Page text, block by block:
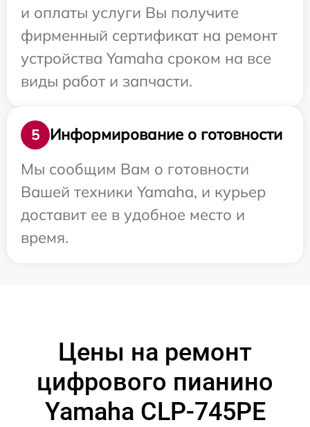
и оплаты услуги Вы получите
фирменный сертификат на ремонт
устройства Yamaha сроком на все
виды работ и запчасти.
5
Информирование о готовности
Мы сообщим Вам о готовности
Вашей техники Yamaha, и курьер
доставит ее в удобное место и
время.
Цены на ремонт
цифрового пианино
Yamaha CLP-745PE